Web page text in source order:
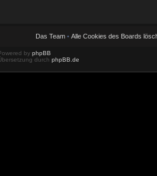
Das Team • Alle Cookies des Boards
by phpBB
durch phpBB.de